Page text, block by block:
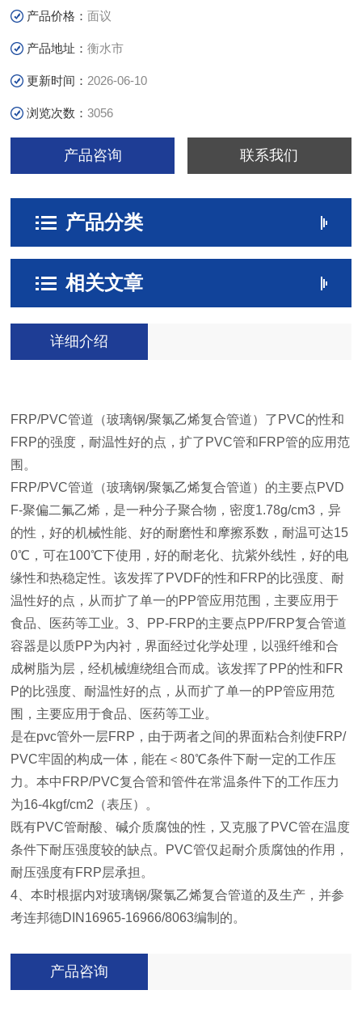
产品价格：面议
产品地址：衡水市
更新时间： 2026-06-10
浏览次数：3056
产品咨询 联系我们
产品分类
相关文章
详细介绍
FRP/PVC管道（玻璃钢/聚氯乙烯复合管道）了PVC的性和
FRP的强度，耐温性好的点，扩了PVC管和FRP管的应用范
围。
FRP/PVC管道（玻璃钢/聚氯乙烯复合管道）的主要点PVD
F-聚偏二氟乙烯，是一种分子聚合物，密度1.78g/cm3，异
的性，好的机械性能、好的耐磨性和摩擦系数，耐温可达15
0℃，可在100℃下使用，好的耐老化、抗紫外线性，好的电
缘性和热稳定性。该发挥了PVDF的性和FRP的比强度、耐
温性好的点，从而扩了单一的PP管应用范围，主要应用于
食品、医药等工业。3、PP-FRP的主要点PP/FRP复合管道
容器是以质PP为内衬，界面经过化学处理，以强纤维和合
成树脂为层，经机械缠绕组合而成。该发挥了PP的性和FR
P的比强度、耐温性好的点，从而扩了单一的PP管应用范
围，主要应用于食品、医药等工业。
是在pvc管外一层FRP，由于两者之间的界面粘合剂使FRP/
PVC牢固的构成一体，能在＜80℃条件下耐一定的工作压
力。本中FRP/PVC复合管和管件在常温条件下的工作压力
为16-4kgf/cm2（表压）。
既有PVC管耐酸、碱介质腐蚀的性，又克服了PVC管在温度
条件下耐压强度较的缺点。PVC管仅起耐介质腐蚀的作用，
耐压强度有FRP层承担。
4、本时根据内对玻璃钢/聚氯乙烯复合管道的及生产，并参
考连邦德DIN16965-16966/8063编制的。
产品咨询